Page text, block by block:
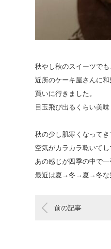
秋やし秋のスイーツでも
近所のケーキ屋さんに
買いに行きました。
目玉飛び出るくらい美味
秋の少し肌寒くなってき
空気がカラカラ乾いてし
あの感じが四季の中で一
最近は夏→冬→夏→冬な
前の記事